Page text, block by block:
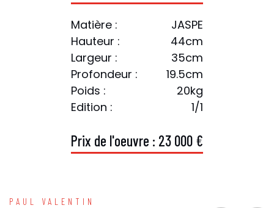
Matière :
JASPE
Hauteur :
44cm
Largeur :
35cm
Profondeur :
19.5cm
Poids :
20kg
Edition :
1/1
Prix de l'oeuvre : 23 000 €
PAUL VALENTIN